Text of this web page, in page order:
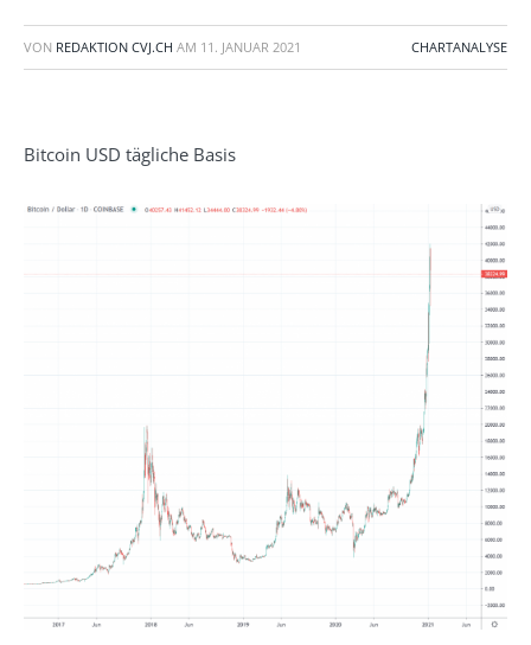
VON REDAKTION CVJ.CH AM 11. JANUAR 2021 CHARTANALYSE
Bitcoin USD tägliche Basis